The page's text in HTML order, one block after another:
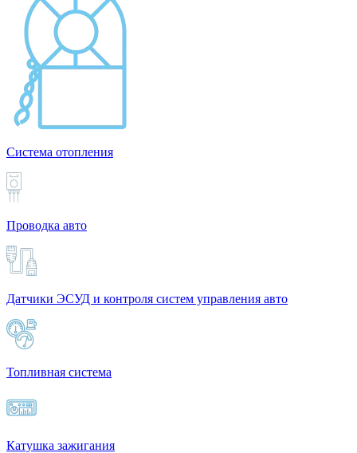
Система отопления
Проводка авто
Датчики ЭСУД и контроля систем управления авто
Топливная система
Катушка зажигания